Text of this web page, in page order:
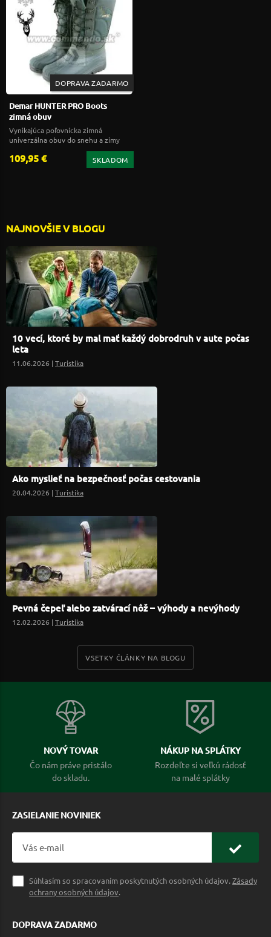
DOPRAVA ZADARMO
Demar HUNTER PRO Boots
zimná obuv
Vynikajúca poľovnícka zimná
univerzálna obuv do snehu a zimy
109,95 € SKLADOM
NAJNOVŠIE V BLOGU
10 vecí, ktoré by mal mať každý dobrodruh v aute počas
leta
11.06.2026 |Turistika
Ako myslieť na bezpečnosť počas cestovania
20.04.2026 |Turistika
Pevná čepeľ alebo zatvárací nôž – výhody a nevýhody
12.02.2026 |Turistika
VSETKY ČLÁNKY NA BLOGU
NOVÝ TOVAR
Čo nám práve pristálo
do skladu.
NÁKUP NA SPLÁTKY
Rozdeľte si veľkú rádosť
na malé splátky
ZASIELANIE NOVINIEK
Súhlasím so spracovaním poskytnutých osobných údajov.Zásady
ochrany osobných údajov.
DOPRAVA ZADARMO